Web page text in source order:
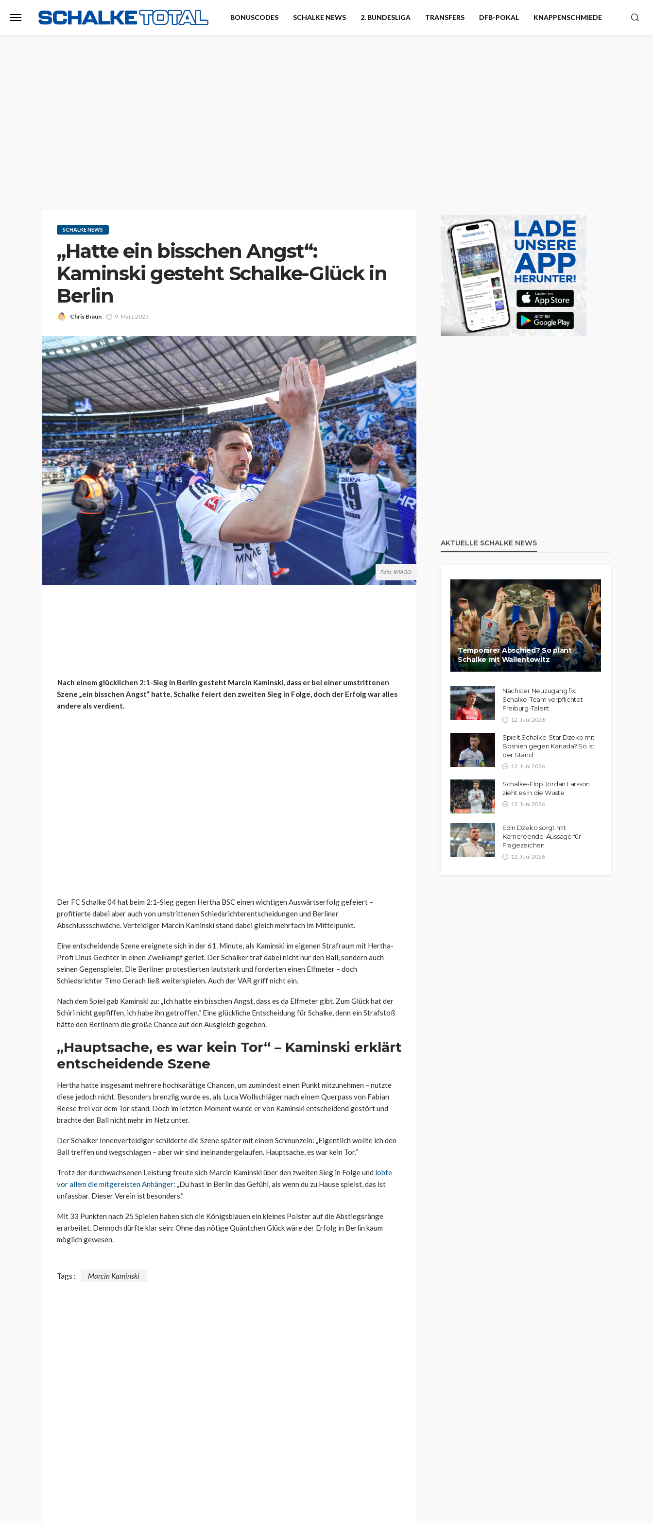
BONUSCODES SCHALKE NEWS 2. BUNDESLIGA TRANSFERS DFB-POKAL KNAPPENSCHMIEDE
SCHALKE NEWS
„Hatte ein bisschen Angst“:
Kaminski gesteht Schalke-Glück in
Berlin
Chris Braun 9. März 2025
Foto: IMAGO
Nach einem glücklichen 2:1-Sieg in Berlin gesteht Marcin Kaminski, dass er bei einer umstrittenen
Szene „ein bisschen Angst“ hatte. Schalke feiert den zweiten Sieg in Folge, doch der Erfolg war alles
andere als verdient.
Der FC Schalke 04 hat beim 2:1-Sieg gegen Hertha BSC einen wichtigen Auswärtserfolg gefeiert –
profitierte dabei aber auch von umstrittenen Schiedsrichterentscheidungen und Berliner
Abschlussschwäche. Verteidiger Marcin Kaminski stand dabei gleich mehrfach im Mittelpunkt.
Eine entscheidende Szene ereignete sich in der 61. Minute, als Kaminski im eigenen Strafraum mit Hertha-
Profi Linus Gechter in einen Zweikampf geriet. Der Schalker traf dabei nicht nur den Ball, sondern auch
seinen Gegenspieler. Die Berliner protestierten lautstark und forderten einen Elfmeter – doch
Schiedsrichter Timo Gerach ließ weiterspielen. Auch der VAR griff nicht ein.
Nach dem Spiel gab Kaminski zu: „Ich hatte ein bisschen Angst, dass es da Elfmeter gibt. Zum Glück hat der
Schiri nicht gepfiffen, ich habe ihn getroffen.“ Eine glückliche Entscheidung für Schalke, denn ein Strafstoß
hätte den Berlinern die große Chance auf den Ausgleich gegeben.
„Hauptsache, es war kein Tor“ – Kaminski erklärt
entscheidende Szene
Hertha hatte insgesamt mehrere hochkarätige Chancen, um zumindest einen Punkt mitzunehmen – nutzte
diese jedoch nicht. Besonders brenzlig wurde es, als Luca Wollschläger nach einem Querpass von Fabian
Reese frei vor dem Tor stand. Doch im letzten Moment wurde er von Kaminski entscheidend gestört und
brachte den Ball nicht mehr im Netz unter.
Der Schalker Innenverteidiger schilderte die Szene später mit einem Schmunzeln: „Eigentlich wollte ich den
Ball treffen und wegschlagen – aber wir sind ineinandergelaufen. Hauptsache, es war kein Tor.“
Trotz der durchwachsenen Leistung freute sich Marcin Kaminski über den zweiten Sieg in Folge und lobte
vor allem die mitgereisten Anhänger: „Du hast in Berlin das Gefühl, als wenn du zu Hause spielst, das ist
unfassbar. Dieser Verein ist besonders.“
Mit 33 Punkten nach 25 Spielen haben sich die Königsblauen ein kleines Polster auf die Abstiegsränge
erarbeitet. Dennoch dürfte klar sein: Ohne das nötige Quäntchen Glück wäre der Erfolg in Berlin kaum
möglich gewesen.
Tags : Marcin Kaminski
AKTUELLE SCHALKE NEWS
Temporärer Abschied? So plant
Schalke mit Wallentowitz
Nächster Neuzugang fix:
Schalke-Team verpflichtet
Freiburg-Talent
12. Juni 2026
Spielt Schalke-Star Dzeko mit
Bosnien gegen Kanada? So ist
der Stand
12. Juni 2026
Schalke-Flop Jordan Larsson
zieht es in die Wüste
12. Juni 2026
Edin Dzeko sorgt mit
Karriereende-Aussage für
Fragezeichen
12. Juni 2026